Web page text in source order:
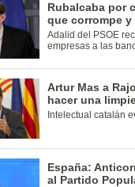
Rubalcaba por
que corrompe
Adalid del PSOE
empresas a las
Artur Mas a
hacer una
Intelectual catalán
España:
al Partido